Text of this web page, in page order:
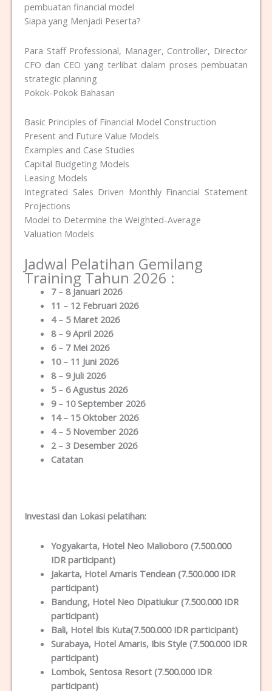
pembuatan financial model
Siapa yang Menjadi Peserta?
Para Staff Professional, Manager, Controller, Director
CFO dan CEO yang terlibat dalam proses pembuatan
strategic planning
Pokok-Pokok Bahasan
Basic Principles of Financial Model Construction
Present and Future Value Models
Examples and Case Studies
Capital Budgeting Models
Leasing Models
Integrated Sales Driven Monthly Financial Statement
Projections
Model to Determine the Weighted-Average
Valuation Models
Jadwal Pelatihan Gemilang
Training Tahun 2026 :
7 – 8 Januari 2026
11 – 12 Februari 2026
4 – 5 Maret 2026
8 – 9 April 2026
6 – 7 Mei 2026
10 – 11 Juni 2026
8 – 9 Juli 2026
5 – 6 Agustus 2026
9 – 10 September 2026
14 – 15 Oktober 2026
4 – 5 November 2026
2 – 3 Desember 2026
Catatan
Investasi dan Lokasi pelatihan:
Yogyakarta, Hotel Neo Malioboro (7.500.000
IDR participant)
Jakarta, Hotel Amaris Tendean (7.500.000 IDR
participant)
Bandung, Hotel Neo Dipatiukur (7.500.000 IDR
participant)
Bali, Hotel Ibis Kuta(7.500.000 IDR participant)
Surabaya, Hotel Amaris, Ibis Style (7.500.000 IDR
participant)
Lombok, Sentosa Resort (7.500.000 IDR
participant)